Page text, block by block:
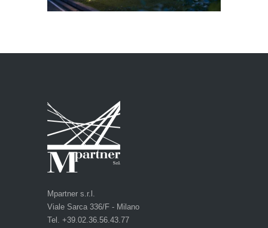
Mpartner s.r.l.
Viale Sarca 336/F - Milano
Tel. +39.02.36.56.43.77